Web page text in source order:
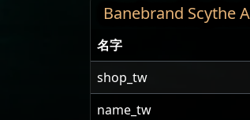
Banebrand Scythe
名字
shop_tw
name_tw